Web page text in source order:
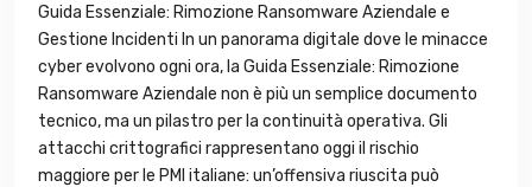
Guida Essenziale: Rimozione Ransomware Aziendale e
Gestione Incidenti In un panorama digitale dove le minacce
cyber evolvono ogni ora, la Guida Essenziale: Rimozione
Ransomware Aziendale non è più un semplice documento
tecnico, ma un pilastro per la continuità operativa. Gli
attacchi crittografici rappresentano oggi il rischio
maggiore per le PMI italiane: un’offensiva riuscita può